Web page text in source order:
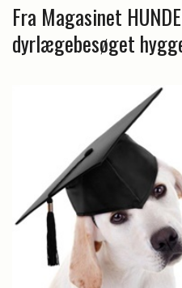
Fra Magasinet
dyrlægebesøget